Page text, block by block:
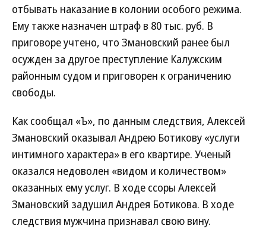
отбывать наказание в колонии особого режима.
Ему также назначен штраф в 80 тыс. руб. В
приговоре учтено, что Змановский ранее был
осужден за другое преступление Калужским
районным судом и приговорен к ограничению
свободы.
Как сообщал «Ъ», по данным следствия, Алексей
Змановский оказывал Андрею Ботикову «услуги
интимного характера» в его квартире. Ученый
оказался недоволен «видом и количеством»
оказанных ему услуг. В ходе ссоры Алексей
Змановский задушил Андрея Ботикова. В ходе
следствия мужчина признавал свою вину.